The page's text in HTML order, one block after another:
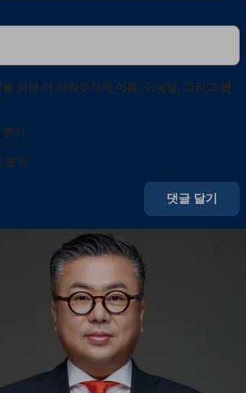
위해 이 브라우저에 이름, 이메일, 그리고 웹
기
기